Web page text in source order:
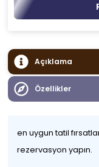
Açıklama
Özellikler
en uygun tatil
rezervasyon yapın.